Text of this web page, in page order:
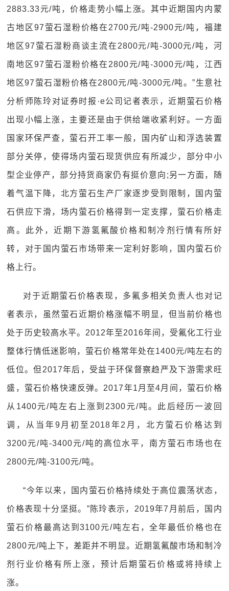
2883.33元/吨，价格走势小幅上涨。其中近期国内内蒙
古地区97萤石湿粉价格在2700元/吨-2900元/吨，福建
地区97萤石湿粉商谈主流在2800元/吨-3000元/吨，河
南地区97萤石湿粉价格在2800元/吨-3000元/吨，江西
地区97萤石湿粉价格在2800元/吨-3000元/吨。”生意社
分析师陈玲对证券时报·e公司记者表示，近期萤石价格
出现小幅上涨，主要还是由于供给端收紧利好。一方面
国家环保严查，萤石开工率一般，国内矿山和浮选装置
部分关停，使得场内萤石现货供应有所减少，部分中小
型企业停产，部分持货商家仍有挺价意向;另一方面，随
着气温下降，北方萤石生产厂家逐步受到限制，国内萤
石供应下滑，场内萤石价格得到一定支撑，萤石价格走
高。此外，近期下游氢氟酸价格和制冷剂行情有所好
转，对于国内萤石市场带来一定利好影响，国内萤石价
格上行。
对于近期萤石价格表现，多氟多相关负责人也对记
者表示，虽然萤石近期价格涨幅不明显，但当前价格也
处于历史较高水平。2012年至2016年间，受氟化工行业
整体行情低迷影响，萤石价格常年处在1400元/吨左右的
低位。但2017年后，受益于环保督察趋严及下游需求旺
盛，萤石价格快速反弹。2017年1月至4月间，萤石价格
从1400元/吨左右上涨到2300元/吨。此后经历一波回
调，从当年9月初至2018年2月，北方萤石价格达到
3200元/吨-3400元/吨的高位水平，南方萤石市场也在
2800元/吨-3100元/吨。
“今年以来，国内萤石价格持续处于高位震荡状态，
价格表现十分坚挺。”陈玲表示，2019年7月前后，国内
萤石价格最高达到3100元/吨左右，全年最低价格也在
2800元/吨上下，差距并不明显。近期氢氟酸市场和制冷
剂行业价格有所上涨，预计后期萤石价格或将持续上
涨。